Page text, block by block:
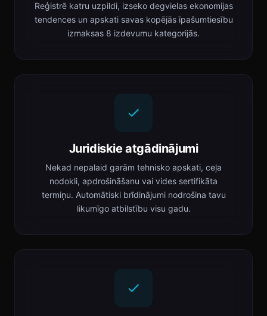
Reģistrē katru uzpildi, izseko degvielas ekonomijas
tendences un apskati savas kopējās īpašumtiesību
izmaksas 8 izdevumu kategorijās.
Juridiskie atgādinājumi
Nekad nepalaid garām tehnisko apskati, ceļa
nodokli, apdrošināšanu vai vides sertifikāta
termiņu. Automātiski brīdinājumi nodrošina tavu
likumīgo atbilstību visu gadu.